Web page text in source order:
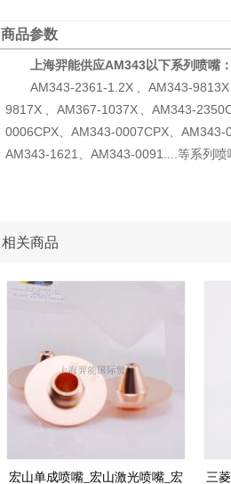
商品参数
上海羿能供应AM343以下系列喷嘴：
AM343-2361-1.2X 、AM343-
9817X 、AM367-1037X 、AM343-
0006CPX、AM343-0007CPX、
AM343-1621、AM343-0091....等系列喷
相关商品
宏山单成喷嘴_宏山激光喷嘴_宏 三